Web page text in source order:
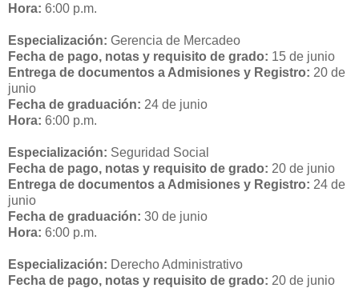
Hora: 6:00 p.m.
Especialización: Gerencia de Mercadeo
Fecha de pago, notas y requisito de grado: 15 de junio
Entrega de documentos a Admisiones y Registro: 20 de
junio
Fecha de graduación: 24 de junio
Hora: 6:00 p.m.
Especialización: Seguridad Social
Fecha de pago, notas y requisito de grado: 20 de junio
Entrega de documentos a Admisiones y Registro: 24 de
junio
Fecha de graduación: 30 de junio
Hora: 6:00 p.m.
Especialización: Derecho Administrativo
Fecha de pago, notas y requisito de grado: 20 de junio